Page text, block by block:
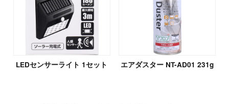
LEDセンサーライト 1セット エアダスター NT-AD01 231g